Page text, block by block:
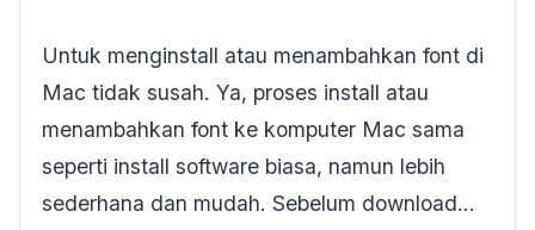
Untuk menginstall atau menambahkan font di
Mac tidak susah. Ya, proses install atau
menambahkan font ke komputer Mac sama
seperti install software biasa, namun lebih
sederhana dan mudah. Sebelum download…